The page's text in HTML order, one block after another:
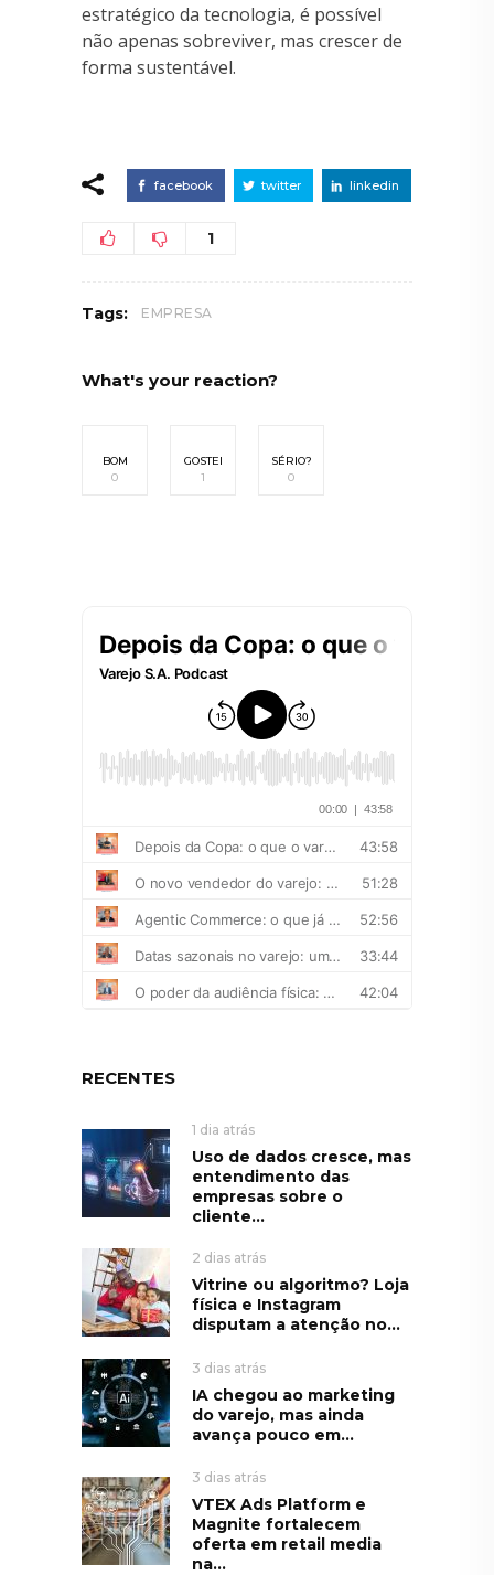
estratégico da tecnologia, é possível
não apenas sobreviver, mas crescer de
forma sustentável.
facebook twitter linkedin
1
Tags: EMPRESA
What's your reaction?
BOM
0
GOSTEI
1
SÉRIO?
0
RECENTES
1 dia atrás
Uso de dados cresce, mas
entendimento das
empresas sobre o
cliente...
2 dias atrás
Vitrine ou algoritmo? Loja
física e Instagram
disputam a atenção no...
3 dias atrás
IA chegou ao marketing
do varejo, mas ainda
avança pouco em...
3 dias atrás
VTEX Ads Platform e
Magnite fortalecem
oferta em retail media
na...